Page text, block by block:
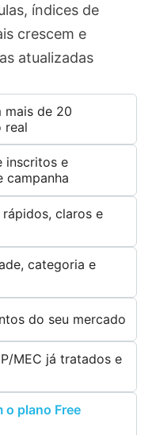
índices de
crescem e
atualizadas
mais de 20
real
inscritos e
campanha
claros e
categoria e
do seu mercado
MEC já tratados e
o plano Free